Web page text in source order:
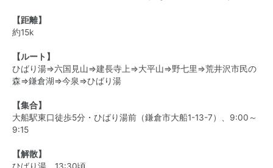
【距離】
約15k
【ルート】
ひばり湯⇒六国見山⇒建長寺上⇒大平山⇒野七里⇒荒井沢市民の
森⇒鎌倉湖⇒今泉⇒ひばり湯
【集合】
大船駅東口徒歩5分・ひばり湯前（鎌倉市大船1-13-7）、9:00～
9:15
【解散】